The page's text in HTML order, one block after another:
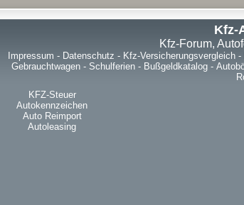
Kfz-
Kfz-Forum,
Impressum - Datenschutz - Kfz-Versicherungsvergleich-
Gebrauchtwagen - Schulferien - Bußgeldkatalog -
KFZ-Steuer
Autokennzeichen
Auto Reimport
Autoleasing